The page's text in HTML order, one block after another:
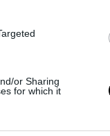
or Sharing
for which it